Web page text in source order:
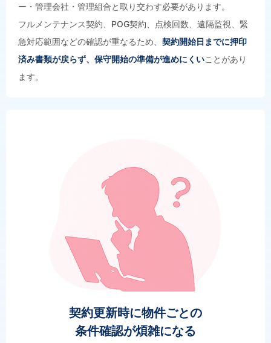
ー・管理会社・管理組合と取り交わす必要があります。
フルメンテナンス契約、POG契約、点検回数、遠隔監視、緊
急対応範囲などの確認が重なるため、 契約開始日までに押印
済み書類が戻らず、保守開始の準備が進めにくいことがあり
ます。
契約更新時に物件ごとの
条件確認が煩雑になる